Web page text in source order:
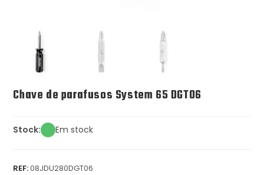
Chave de parafusos System 65 DGT06
Stock: Em stock
REF:08JDU280DGT06